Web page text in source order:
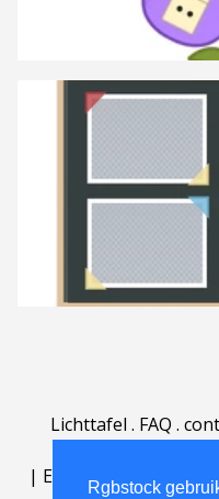
Rgbstock
Lichttafel . FAQ .
| English | Deutsch